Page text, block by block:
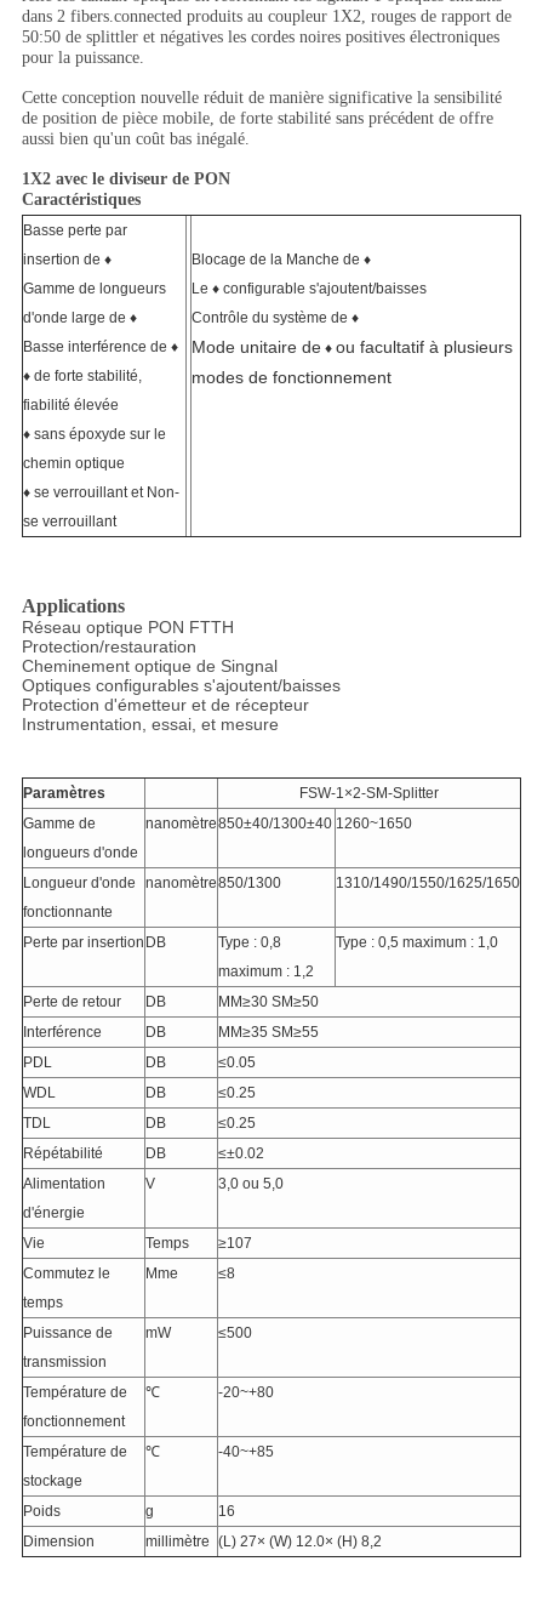
dans 2 fibers.connected produits au coupleur 1X2, rouges de rapport de
50:50 de splittler et négatives les cordes noires positives électroniques
pour la puissance.
Cette conception nouvelle réduit de manière significative la sensibilité
de position de pièce mobile, de forte stabilité sans précédent de offre
aussi bien qu'un coût bas inégalé.
1X2 avec le diviseur de PON
Caractéristiques
Basse perte par
insertion de ♦
Gamme de longueurs
d'onde large de ♦
Basse interférence de ♦
♦ de forte stabilité,
fiabilité élevée
♦ sans époxyde sur le
chemin optique
♦ se verrouillant et Non-
se verrouillant
Blocage de la Manche de ♦
Le ♦ configurable s'ajoutent/baisses
Contrôle du système de ♦
Mode unitaire de♦ ou facultatif à plusieurs
modes de fonctionnement
Applications
Réseau optique PON FTTH
Protection/restauration
Cheminement optique de Singnal
Optiques configurables s'ajoutent/baisses
Protection d'émetteur et de récepteur
Instrumentation, essai, et mesure
Paramètres
FSW-1×2-SM-Splitter
Gamme de
longueurs d'onde
nanomètre850±40/1300±40 1260~1650
Longueur d'onde
fonctionnante
nanomètre850/1300 1310/1490/1550/1625/1650
Perte par insertion DB
Type : 0,8
maximum : 1,2
Type : 0,5 maximum : 1,0
Perte de retour DB
MM≥30 SM≥50
Interférence
DB
MM≥35 SM≥55
PDL
DB
≤0.05
WDL
DB
≤0.25
TDL
DB
≤0.25
Répétabilité
DB
≤±0.02
Alimentation
d'énergie
V 3,0 ou 5,0
Vie Temps
≥107
Commutez le
temps
Mme ≤8
Puissance de
transmission
mW ≤500
Température de
fonctionnement
℃ -20~+80
Température de
stockage
℃ -40~+85
Poids g
16
Dimension
millimètre (L) 27× (W) 12.0× (H) 8,2